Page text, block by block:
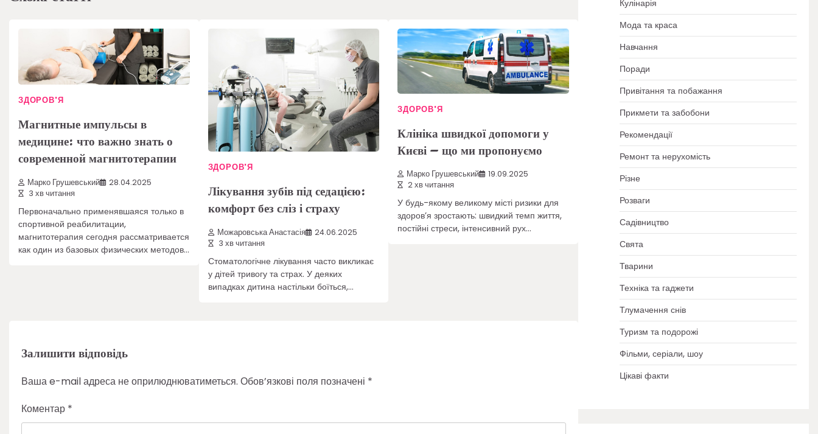
ЗДОРОВ'Я
Магнитные импульсы в
медицине: что важно знать о
современной магнитотерапии
Марко Грушевський
28.04.2025
3 хв читання
Первоначально применявшаяся только в
спортивной реабилитации,
магнитотерапия сегодня рассматривается
как один из базовых физических методов…
ЗДОРОВ'Я
Лікування зубів під седацією:
комфорт без сліз і страху
Можаровська Анастасія
24.06.2025
3 хв читання
Стоматологічне лікування часто викликає
у дітей тривогу та страх. У деяких
випадках дитина настільки боїться,…
ЗДОРОВ'Я
Клініка швидкої допомоги у
Києві – що ми пропонуємо
Марко Грушевський
19.09.2025
2 хв читання
У будь-якому великому місті ризики для
здоров’я зростають: швидкий темп життя,
постійні стреси, інтенсивний рух…
Залишити відповідь
Ваша e-mail адреса не оприлюднюватиметься. Обов’язкові поля позначені *
Коментар *
Кулінарія
Мода та краса
Навчання
Поради
Привітання та побажання
Прикмети та забобони
Рекомендації
Ремонт та нерухомість
Різне
Розваги
Садівництво
Свята
Тварини
Техніка та гаджети
Тлумачення снів
Туризм та подорожі
Фільми, серіали, шоу
Цікаві факти